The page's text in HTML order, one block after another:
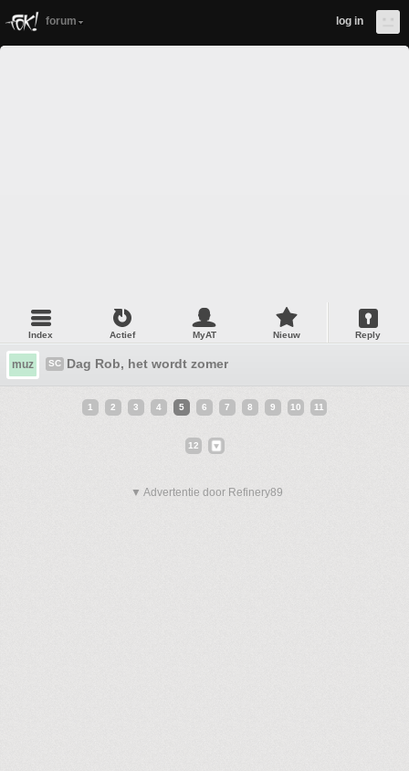
forum log in
Index Actief MyAT Nieuw Reply
muz SC Dag Rob, het wordt zomer
1 2 3 4 5 6 7 8 9 10 11
12
▼ Advertentie door Refinery89